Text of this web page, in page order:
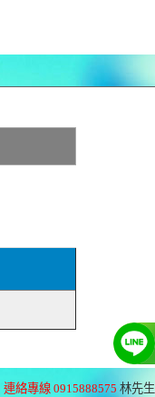
連絡專線 0915888575 林先生